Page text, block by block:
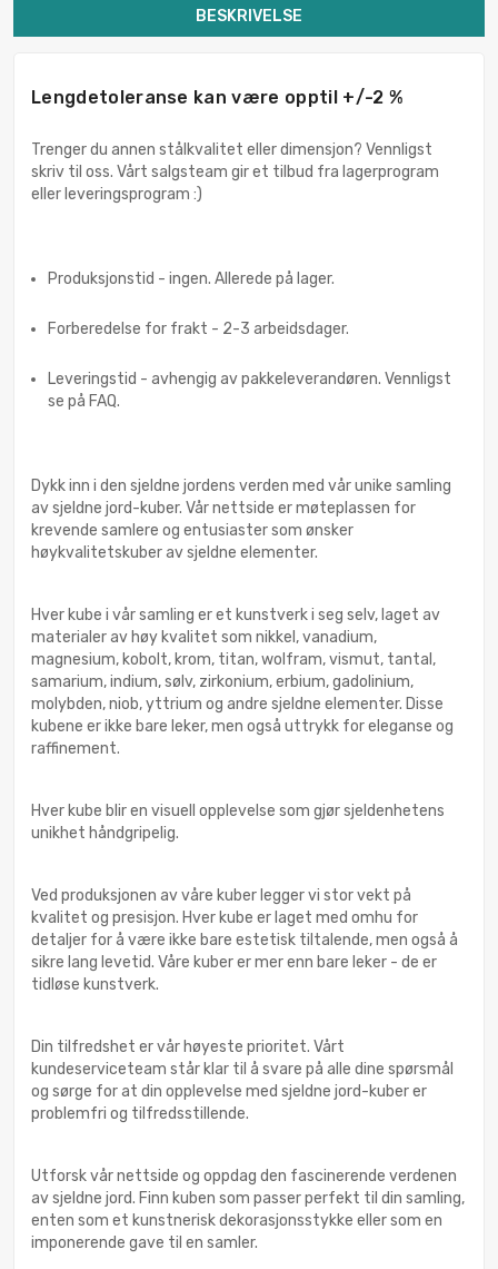
BESKRIVELSE
Lengdetoleranse kan være opptil +/-2 %
Trenger du annen stålkvalitet eller dimensjon? Vennligst
skriv til oss. Vårt salgsteam gir et tilbud fra lagerprogram
eller leveringsprogram :)
Produksjonstid - ingen. Allerede på lager.
Forberedelse for frakt - 2-3 arbeidsdager.
Leveringstid - avhengig av pakkeleverandøren. Vennligst
se på FAQ.
Dykk inn i den sjeldne jordens verden med vår unike samling
av sjeldne jord-kuber. Vår nettside er møteplassen for
krevende samlere og entusiaster som ønsker
høykvalitetskuber av sjeldne elementer.
Hver kube i vår samling er et kunstverk i seg selv, laget av
materialer av høy kvalitet som nikkel, vanadium,
magnesium, kobolt, krom, titan, wolfram, vismut, tantal,
samarium, indium, sølv, zirkonium, erbium, gadolinium,
molybden, niob, yttrium og andre sjeldne elementer. Disse
kubene er ikke bare leker, men også uttrykk for eleganse og
raffinement.
Hver kube blir en visuell opplevelse som gjør sjeldenhetens
unikhet håndgripelig.
Ved produksjonen av våre kuber legger vi stor vekt på
kvalitet og presisjon. Hver kube er laget med omhu for
detaljer for å være ikke bare estetisk tiltalende, men også å
sikre lang levetid. Våre kuber er mer enn bare leker - de er
tidløse kunstverk.
Din tilfredshet er vår høyeste prioritet. Vårt
kundeserviceteam står klar til å svare på alle dine spørsmål
og sørge for at din opplevelse med sjeldne jord-kuber er
problemfri og tilfredsstillende.
Utforsk vår nettside og oppdag den fascinerende verdenen
av sjeldne jord. Finn kuben som passer perfekt til din samling,
enten som et kunstnerisk dekorasjonsstykke eller som en
imponerende gave til en samler.